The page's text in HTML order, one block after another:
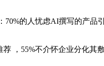
70%的人忧虑AI撰写的产品
不介怀企业分化其敷衍媒